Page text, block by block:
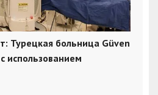
Турецкая больница Güven
использованием